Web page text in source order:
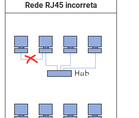
Rede RJ45 incorreta